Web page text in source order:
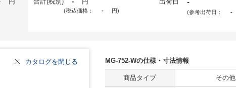
(税込価格： - 円)
-
(参考出荷日： -
カタログを閉じる MG-752-Wの仕様・寸法情報
商品タイプ その他